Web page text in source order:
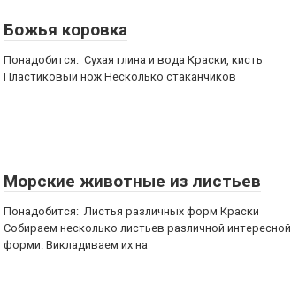
Божья коровка
Понадобится: Сухая глина и вода Краски, кисть
Пластиковый нож Несколько стаканчиков
Морские животные из листьев
Понадобится: Листья различных форм Краски
Собираем несколько листьев различной интересной
форми. Викладиваем их на